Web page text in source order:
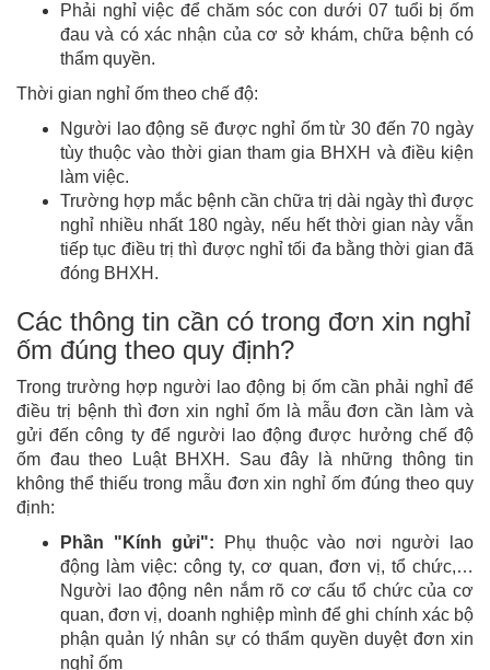
Phải nghỉ việc để chăm sóc con dưới 07 tuổi bị ốm
đau và có xác nhận của cơ sở khám, chữa bệnh có
thẩm quyền.
Thời gian nghỉ ốm theo chế độ:
Người lao động sẽ được nghỉ ốm từ 30 đến 70 ngày
tùy thuộc vào thời gian tham gia BHXH và điều kiện
làm việc.
Trường hợp mắc bệnh cần chữa trị dài ngày thì được
nghỉ nhiều nhất 180 ngày, nếu hết thời gian này vẫn
tiếp tục điều trị thì được nghỉ tối đa bằng thời gian đã
đóng BHXH.
Các thông tin cần có trong đơn xin nghỉ
ốm đúng theo quy định?
Trong trường hợp người lao động bị ốm cần phải nghỉ để
điều trị bệnh thì đơn xin nghỉ ốm là mẫu đơn cần làm và
gửi đến công ty để người lao động được hưởng chế độ
ốm đau theo Luật BHXH. Sau đây là những thông tin
không thể thiếu trong mẫu đơn xin nghỉ ốm đúng theo quy
định:
Phần "Kính gửi": Phụ thuộc vào nơi người lao
động làm việc: công ty, cơ quan, đơn vị, tổ chức,…
Người lao động nên nắm rõ cơ cấu tổ chức của cơ
quan, đơn vị, doanh nghiệp mình để ghi chính xác bộ
phận quản lý nhân sự có thẩm quyền duyệt đơn xin
nghỉ ốm